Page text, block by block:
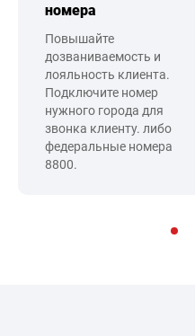
номера
Повышайте
дозваниваемость и
лояльность клиента.
Подключите номер
нужного города для
звонка клиенту. либо
федеральные номера
8800.